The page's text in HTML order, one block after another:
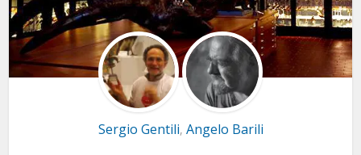
Sergio Gentili, Angelo Barili